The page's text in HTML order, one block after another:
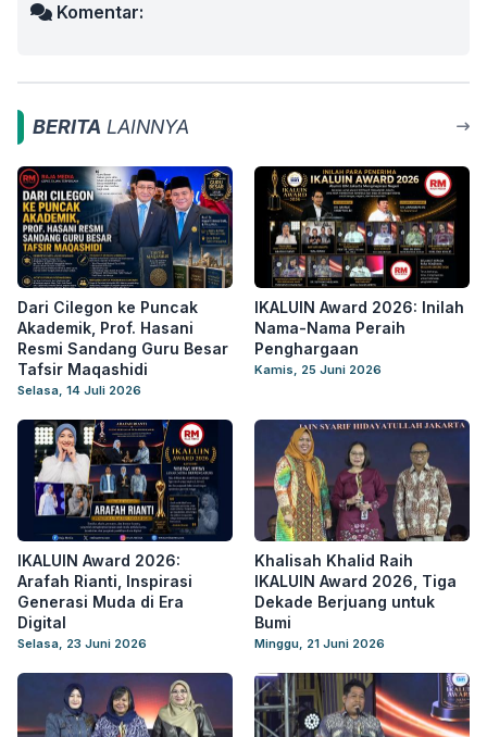
Komentar:
BERITA LAINNYA
Dari Cilegon ke Puncak
Akademik, Prof. Hasani
Resmi Sandang Guru Besar
Tafsir Maqashidi
Selasa, 14 Juli 2026
IKALUIN Award 2026: Inilah
Nama-Nama Peraih
Penghargaan
Kamis, 25 Juni 2026
IKALUIN Award 2026:
Arafah Rianti, Inspirasi
Generasi Muda di Era
Digital
Selasa, 23 Juni 2026
Khalisah Khalid Raih
IKALUIN Award 2026, Tiga
Dekade Berjuang untuk
Bumi
Minggu, 21 Juni 2026